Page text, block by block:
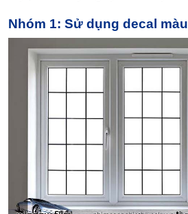
Nhóm 1: Sử dụng decal màu